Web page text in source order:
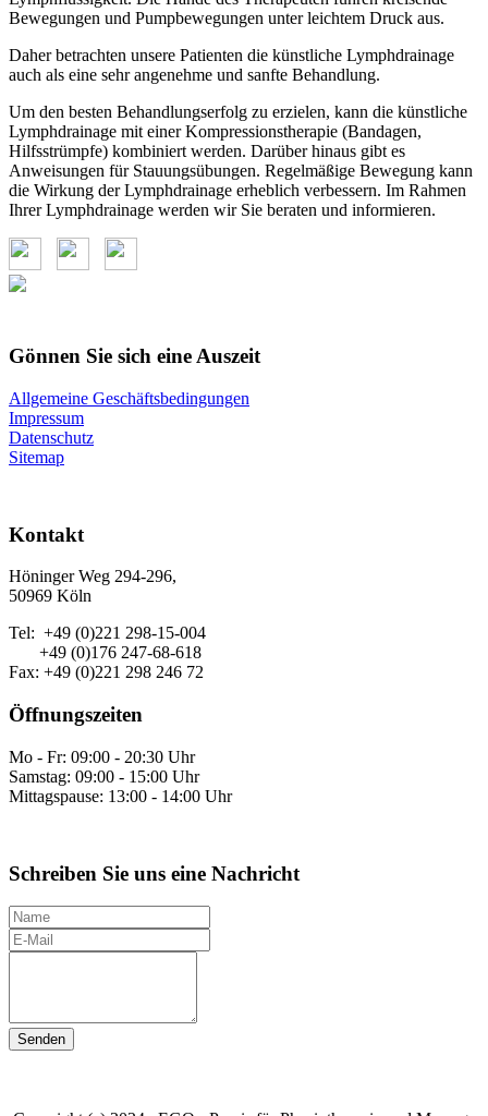
Bewegungen und Pumpbewegungen unter leichtem Druck aus.
Daher betrachten unsere Patienten die künstliche Lymphdrainage
auch als eine sehr angenehme und sanfte Behandlung.
Um den besten Behandlungserfolg zu erzielen, kann die künstliche
Lymphdrainage mit einer Kompressionstherapie (Bandagen,
Hilfsstrümpfe) kombiniert werden. Darüber hinaus gibt es
Anweisungen für Stauungsübungen. Regelmäßige Bewegung kann
die Wirkung der Lymphdrainage erheblich verbessern. Im Rahmen
Ihrer Lymphdrainage werden wir Sie beraten und informieren.
Gönnen Sie sich eine Auszeit
Allgemeine Geschäftsbedingungen
Impressum
Datenschutz
Sitemap
Kontakt
Höninger Weg 294-296,
50969 Köln
Tel: +49 (0)221 298-15-004
+49 (0)176 247-68-618
Fax: +49 (0)221 298 246 72
Öffnungszeiten
Mo - Fr: 09:00 - 20:30 Uhr
Samstag: 09:00 - 15:00 Uhr
Mittagspause: 13:00 - 14:00 Uhr
Schreiben Sie uns eine Nachricht
N
a
m
E
-
l
e
N